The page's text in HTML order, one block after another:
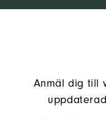
Anmäl dig till